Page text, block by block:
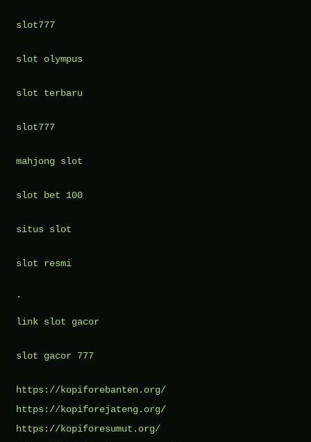
slot777
slot olympus
slot terbaru
slot777
mahjong slot
slot bet 100
situs slot
slot resmi
.
link slot gacor
slot gacor 777
https://kopiforebanten.org/
https://kopiforejateng.org/
https://kopiforesumut.org/